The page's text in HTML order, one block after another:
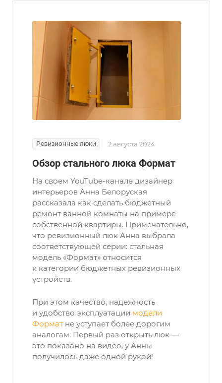
Ревизионные люки 2 августа 2024
Обзор стального люка Формат
На своем YouTube-канале дизайнер
интерьеров Анна Белоруская
рассказала как сделать бюджетный
ремонт ванной комнаты на примере
собственной квартиры. Примечательно,
что ревизионный люк Анна выбрала
соответствующей серии: стальная
модель «Формат» относится
к категории бюджетных ревизионных
устройств.
При этом качество, надежность
и удобство эксплуатации модели
Формат не уступает более дорогим
аналогам. Первый раз открыть люк —
это показано на видео, у Анны
получилось даже одной рукой!